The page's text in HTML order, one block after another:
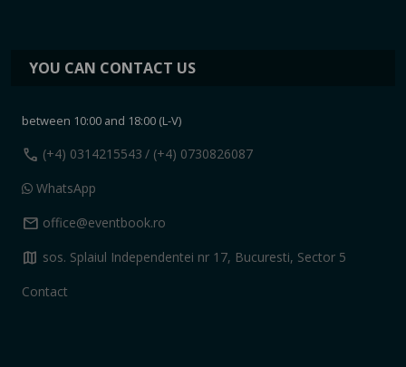
YOU CAN CONTACT US
between 10:00 and 18:00 (L-V)
call (+4) 0314215543 / (+4) 0730826087
WhatsApp
mail office@eventbook.ro
map sos. Splaiul Independentei nr 17, Bucuresti, Sector 5
Contact